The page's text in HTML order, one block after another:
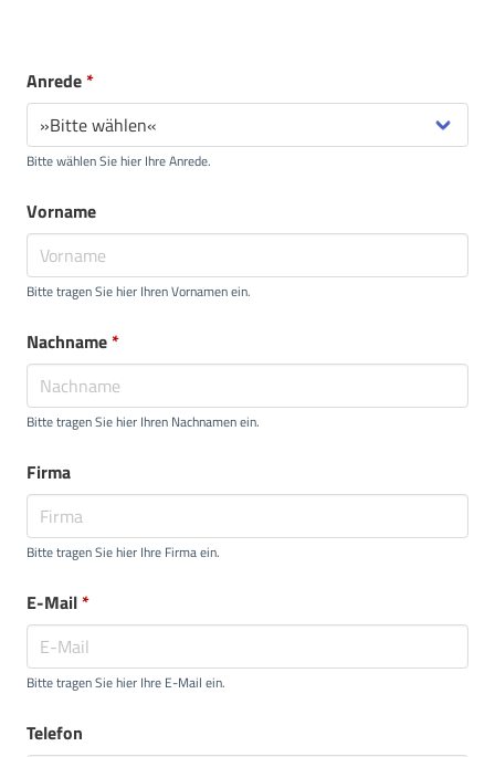
Anrede*
Bitte wählen Sie hier Ihre Anrede.
Vorname
Bitte tragen Sie hier Ihren Vornamen ein.
Nachname*
Bitte tragen Sie hier Ihren Nachnamen ein.
Firma
Bitte tragen Sie hier Ihre Firma ein.
E-Mail*
Bitte tragen Sie hier Ihre E-Mail ein.
Telefon